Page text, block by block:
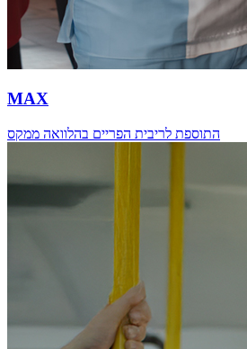
MAX
התוספת לריבית הפריים בהלוואה ממקס